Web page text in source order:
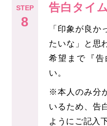
STEP
8
告白タイム
「印象が良
たいな」と思
希望まで『告
い。
※本人のみ分
いるため、告
ようにご記入